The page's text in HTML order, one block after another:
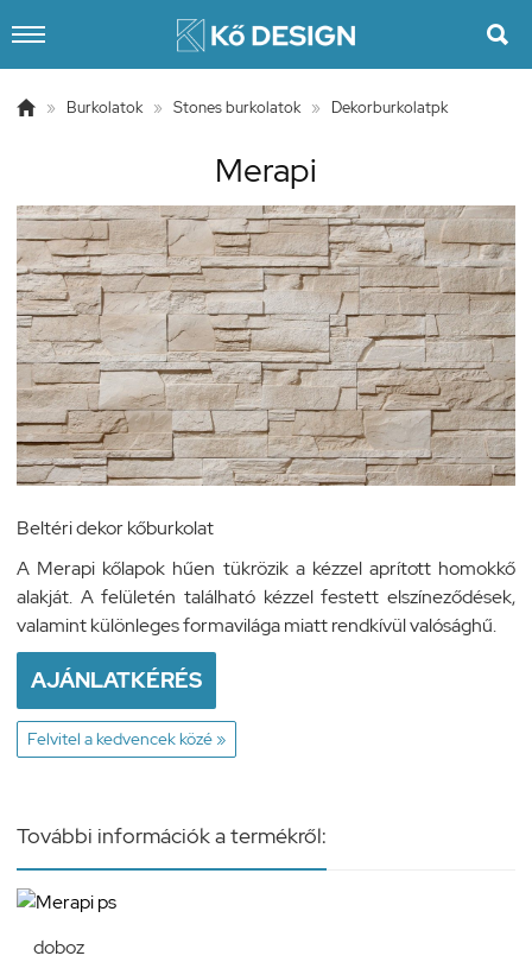

 » Burkolatok » Stones burkolatok » Dekorburkolatpk
Merapi
Beltéri dekor kőburkolat
A Merapi kőlapok hűen tükrözik a kézzel aprított homokkő
alakját. A felületén található kézzel festett elszíneződések,
valamint különleges formavilága miatt rendkívül valósághű.
AJÁNLATKÉRÉS
Felvitel a kedvencek közé »
További információk a termékről:
doboz